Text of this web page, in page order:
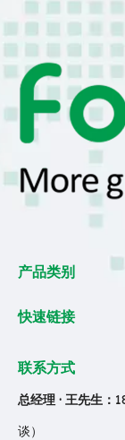
产品类别
快速链接
联系方式
总经理 · 王先生：
谈）